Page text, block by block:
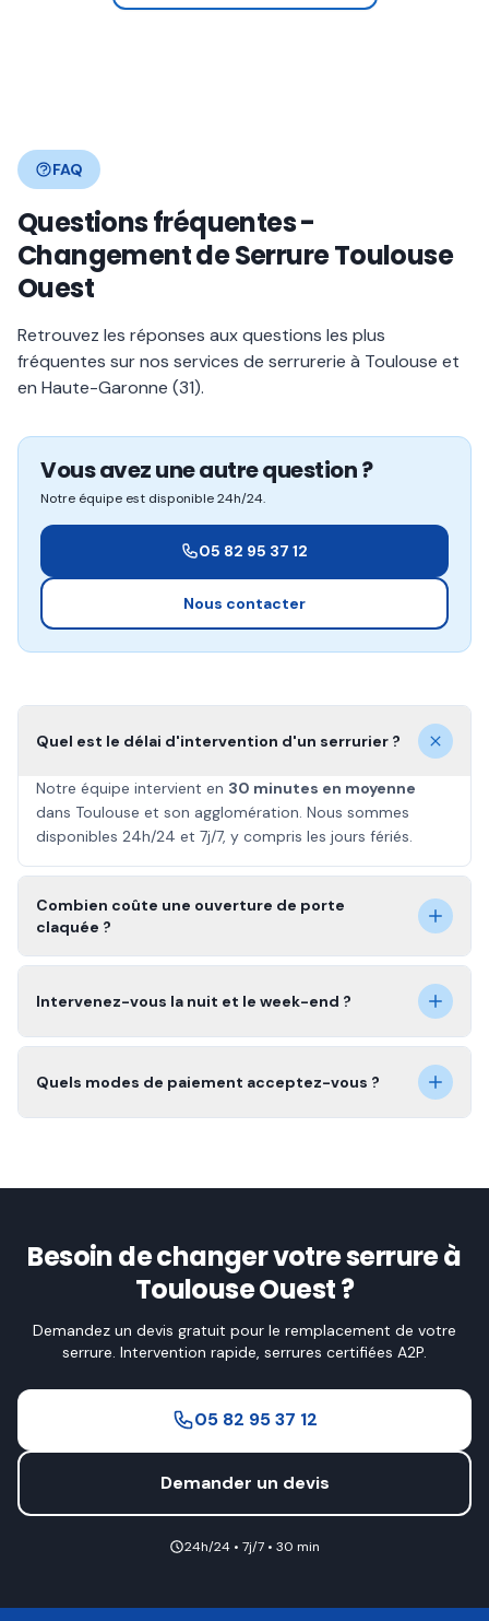
FAQ
Questions fréquentes -
Changement de Serrure Toulouse
Ouest
Retrouvez les réponses aux questions les plus
fréquentes sur nos services de serrurerie à Toulouse et
en Haute-Garonne (31).
Vous avez une autre question ?
Notre équipe est disponible 24h/24.
05 82 95 37 12
Nous contacter
Quel est le délai d'intervention d'un serrurier ?
Notre équipe intervient en 30 minutes en moyenne
dans Toulouse et son agglomération. Nous sommes
disponibles 24h/24 et 7j/7, y compris les jours fériés.
Combien coûte une ouverture de porte
claquée ?
Intervenez-vous la nuit et le week-end ?
Quels modes de paiement acceptez-vous ?
Besoin de changer votre serrure à
Toulouse Ouest ?
Demandez un devis gratuit pour le remplacement de votre
serrure. Intervention rapide, serrures certifiées A2P.
05 82 95 37 12
Demander un devis
24h/24 • 7j/7 • 30 min